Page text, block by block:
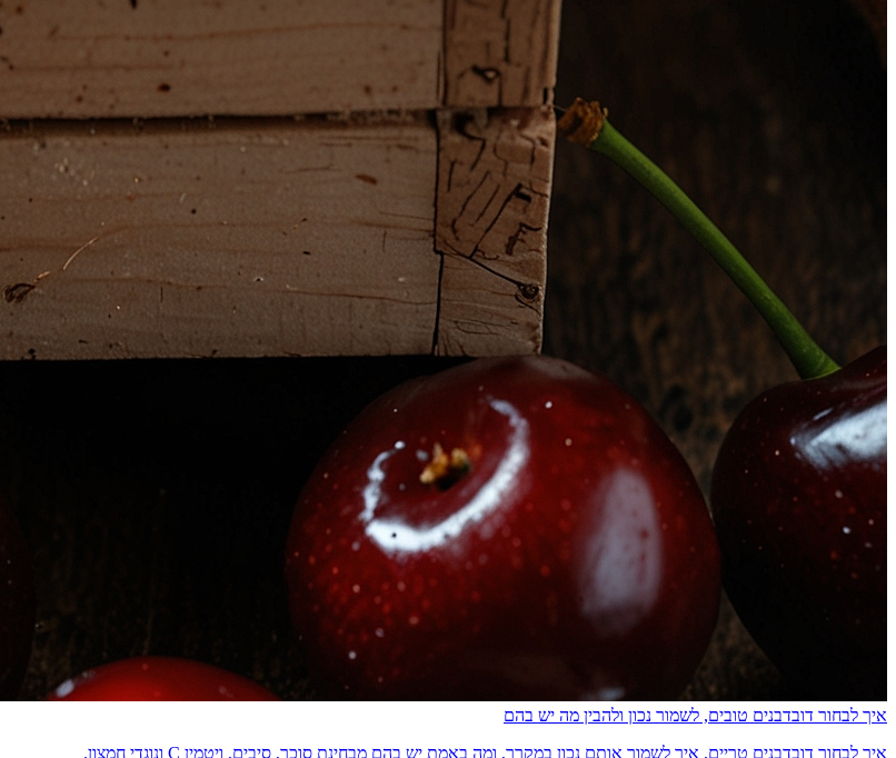
איך לבחור דובדבנים טובים, לשמור נכון ולהבין מה יש בהם
איך לבחור דובדבנים טריים, איך לשמור אותם נכון במקרר, ומה באמת יש בהם מבחינת סוכר, סיבים, ויטמין C ונוגדי חמצון.